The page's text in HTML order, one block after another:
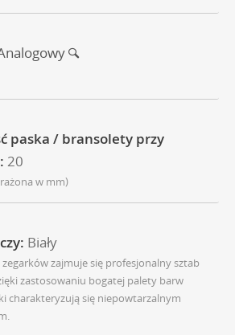
paska / bransolety przy
20
w mm)
Biały
zajmuje się profesjonalny sztab
zastosowaniu bogatej palety barw
charakteryzują się niepowtarzalnym